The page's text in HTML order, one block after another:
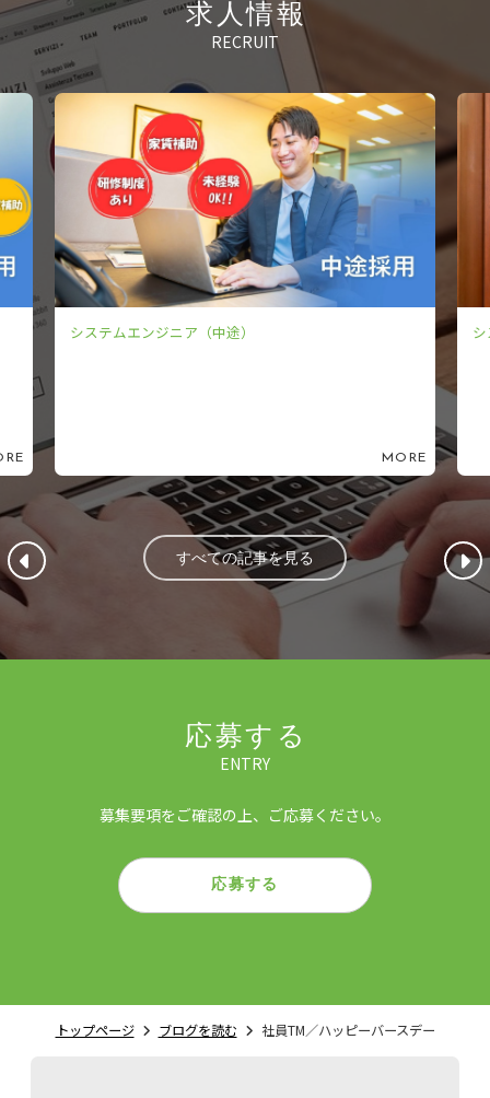
求人情報
RECRUIT
システムエンジニア（新卒）
MORE
すべての記事を見る
応募する
ENTRY
募集要項をご確認の上、ご応募ください。
応募する
トップページ ブログを読む 社員TM／ハッピーバースデー